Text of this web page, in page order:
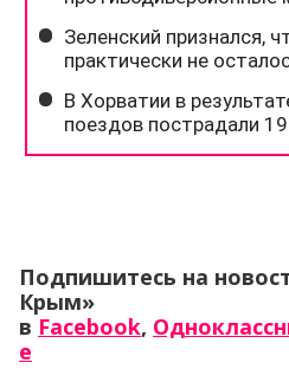
Подпишитесь на
Крым»
в Facebook,
е